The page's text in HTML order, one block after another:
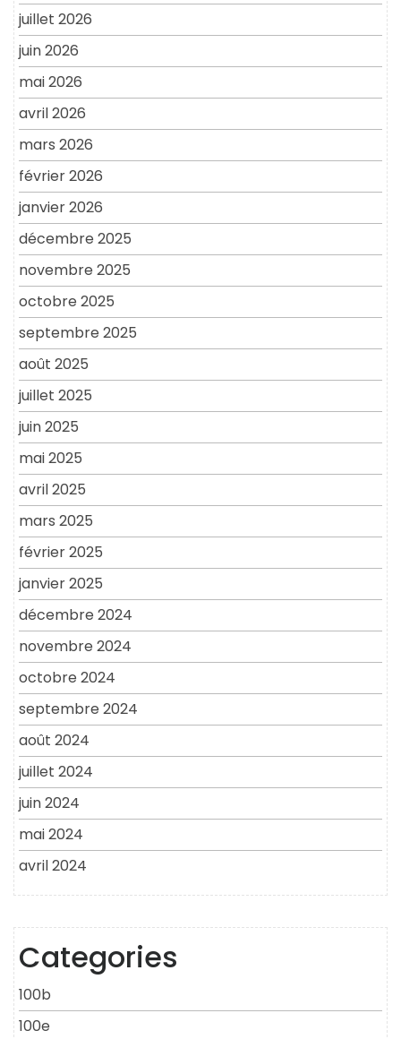
juillet 2026
juin 2026
mai 2026
avril 2026
mars 2026
février 2026
janvier 2026
décembre 2025
novembre 2025
octobre 2025
septembre 2025
août 2025
juillet 2025
juin 2025
mai 2025
avril 2025
mars 2025
février 2025
janvier 2025
décembre 2024
novembre 2024
octobre 2024
septembre 2024
août 2024
juillet 2024
juin 2024
mai 2024
avril 2024
Categories
100b
100e